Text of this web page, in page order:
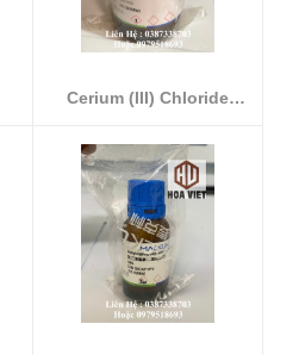
Cerium (III) Chloride